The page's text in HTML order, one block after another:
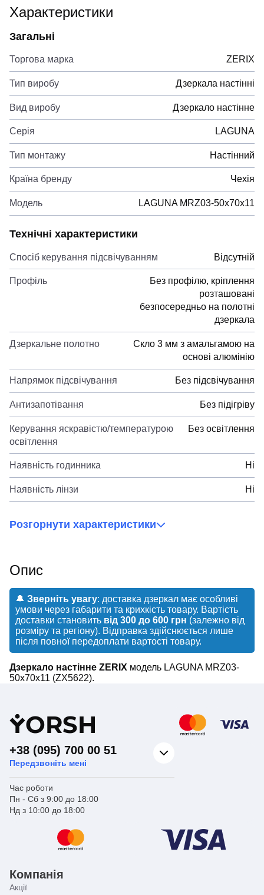
Характеристики
Загальні
Торгова марка ZERIX
Тип виробу Дзеркала настінні
Вид виробу Дзеркало настінне
Серія LAGUNA
Тип монтажу Настінний
Країна бренду Чехія
Модель LAGUNA MRZ03-50x70x11
Технічні характеристики
Спосіб керування підсвічуванням Відсутній
Профіль
Без профілю, кріплення
розташовані
безпосередньо на полотні
дзеркала
Дзеркальне полотно
Скло 3 мм з амальгамою на
основі алюмінію
Напрямок підсвічування Без підсвічування
Антизапотівання Без підігріву
Керування яскравістю/температурою
освітлення
Без освітлення
Наявність годинника Ні
Наявність лінзи Ні
Розгорнути характеристики
Опис
🔔 Зверніть увагу: доставка дзеркал має особливі
умови через габарити та крихкість товару. Вартість
доставки становить від 300 до 600 грн (залежно від
розміру та регіону). Відправка здійснюється лише
після повної передоплати вартості товару.
Дзеркало настінне ZERIX модель LAGUNA MRZ03-
50x70x11 (ZX5622).
YORSH
+38 (095) 700 00 51
Передзвоніть мені
Час роботи
Пн - Сб з 9:00 до 18:00
Нд з 10:00 до 18:00
Компанія
Акції